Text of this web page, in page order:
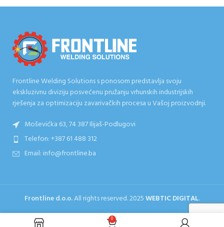
Frontline Welding Solutions s ponosom predstavlja svoju
ekskluzivnu diviziju posvećenu pružanju vrhunskih industrijskih
rješenja za optimizaciju zavarivačkih procesa u Vašoj proizvodnji.
Moševićka 63, 74 387 Ilijaš-Podlugovi
Telefon: +387 61 488 312
Email: info@frontline.ba
Frontline d.o.o.All rights reserved.2025WEBTIC DIGITAL.
0